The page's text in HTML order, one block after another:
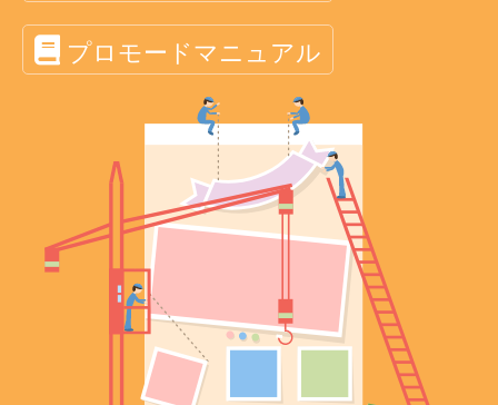
プロモードマニュアル